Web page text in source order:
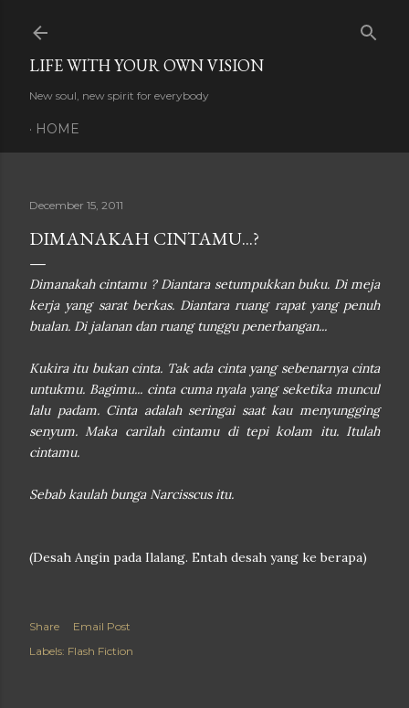
LIFE WITH YOUR OWN VISION
New soul, new spirit for everybody
HOME
December 15, 2011
DIMANAKAH CINTAMU...?
Dimanakah cintamu ? Diantara setumpukkan buku. Di meja
kerja yang sarat berkas. Diantara ruang rapat yang penuh
bualan. Di jalanan dan ruang tunggu penerbangan...
Kukira itu bukan cinta. Tak ada cinta yang sebenarnya cinta
untukmu. Bagimu... cinta cuma nyala yang seketika muncul
lalu padam. Cinta adalah seringai saat kau menyungging
senyum. Maka carilah cintamu di tepi kolam itu. Itulah
cintamu.
Sebab kaulah bunga Narcisscus itu.
(Desah Angin pada Ilalang. Entah desah yang ke berapa)
Share
Email Post
Labels: Flash Fiction